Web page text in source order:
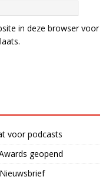
in deze browser voor
voor podcasts
geopend